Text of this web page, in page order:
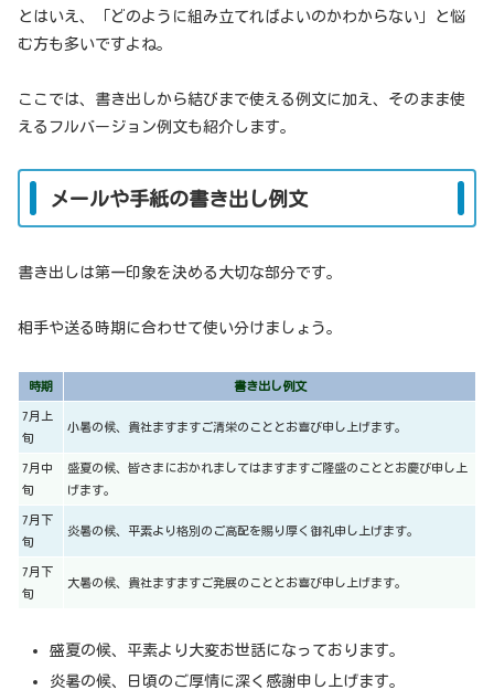
とはいえ、「どのように組み立てればよいのかわからない」と悩
む方も多いですよね。
ここでは、書き出しから結びまで使える例文に加え、そのまま使
えるフルバージョン例文も紹介します。
メールや手紙の書き出し例文
書き出しは第一印象を決める大切な部分です。
相手や送る時期に合わせて使い分けましょう。
時期 書き出し例文
7月上
旬
小暑の候、貴社ますますご清栄のこととお喜び申し上げます。
7月中
旬
盛夏の候、皆さまにおかれましてはますますご隆盛のこととお慶び申し上
げます。
7月下
旬
炎暑の候、平素より格別のご高配を賜り厚く御礼申し上げます。
7月下
旬
大暑の候、貴社ますますご発展のこととお喜び申し上げます。
盛夏の候、平素より大変お世話になっております。
炎暑の候、日頃のご厚情に深く感謝申し上げます。